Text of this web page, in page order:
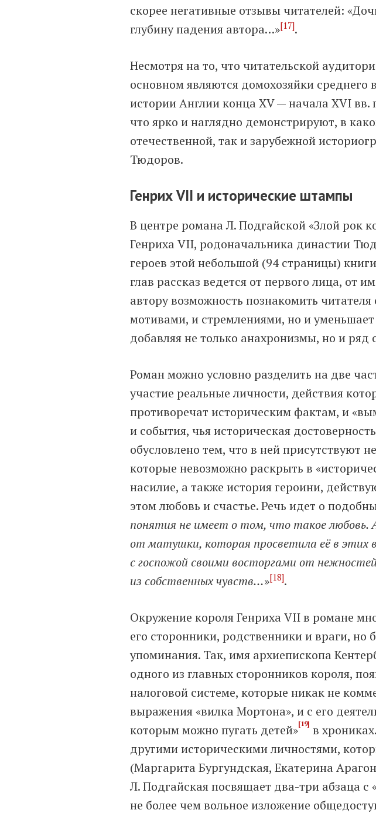
скорее негативные отзывы читателей:
глубину падения автора…»[17].
Несмотря на то, что читательской
основном являются домохозяйки среднего
истории Англии конца XV — начала XVI
что ярко и наглядно демонстрируют, в
отечественной, так и зарубежной
Тюдоров.
Генрих VII и исторические штампы
В центре романа Л. Подгайской «Злой рок
Генриха VII, родоначальника династии
героев этой небольшой (94 страницы)
глав рассказ ведется от первого лица, от
автору возможность познакомить
мотивами, и стремлениями, но и
добавляя не только анахронизмы, но и
Роман можно условно разделить на две
участие реальные личности, действия
противоречат историческим фактам, и
и события, чья историческая
обусловлено тем, что в ней присутствуют
которые невозможно раскрыть в
насилие, а также история героини,
этом любовь и счастье. Речь идет о
понятия не имеет о том, что такое
от матушки, которая просветила её в этих
с госпожой своими восторгами от
из собственных чувств…»[18].
Окружение короля Генриха VII в романе
его сторонники, родственники и враги, но
упоминания. Так, имя архиепископа
одного из главных сторонников короля,
налоговой системе, которые никак не
выражения «вилка Мортона», и с его
которым можно пугать детей»[19] в
другими историческими личностями,
(Маргарита Бургундская, Екатерина
Л. Подгайская посвящает два-три абзаца
не более чем вольное изложение